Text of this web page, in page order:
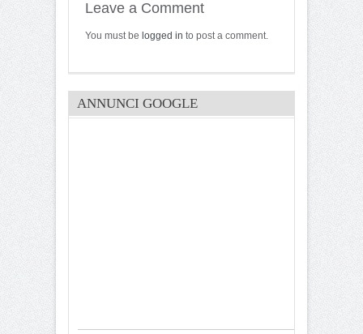
Leave a Comment
You must be logged in to post a comment.
ANNUNCI GOOGLE